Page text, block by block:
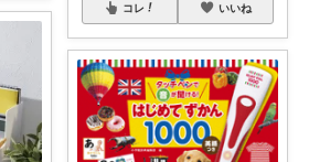
コレ いいね